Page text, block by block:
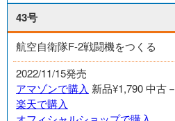
43号
航空自衛隊F-2戦闘機をつくる
2022/11/15発売
アマゾンで購入 新品¥1,790中古－
楽天で購入